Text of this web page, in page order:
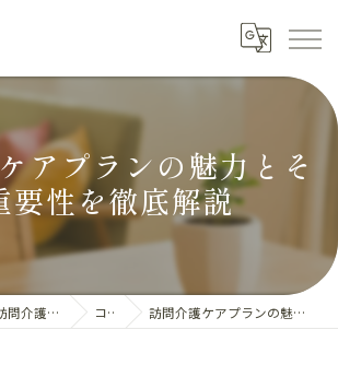
アプランの魅力とそ
要性を徹底解説
愛知県名古屋で訪問介護の求人なら株式会社PEP コラム 訪問介護ケアプランの魅力とその重要性を徹底解説